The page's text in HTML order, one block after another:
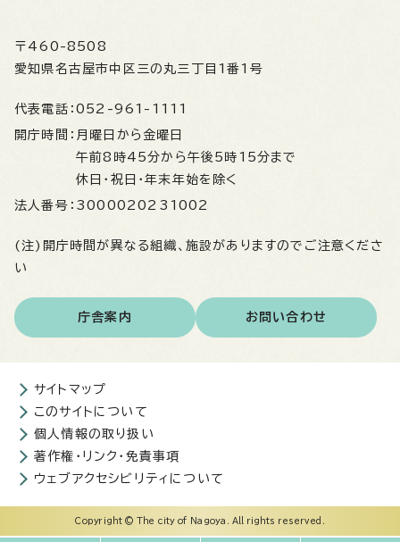
〒460-8508
愛知県名古屋市中区三の丸三丁目1番1号
代表電話： 052-961-1111
開庁時間： 月曜日から金曜日
午前8時45分から午後5時15分まで
休日・祝日・年末年始を除く
法人番号： 3000020231002
(注)開庁時間が異なる組織、施設がありますのでご注意くださ
い
庁舎案内 お問い合わせ
サイトマップ
このサイトについて
個人情報の取り扱い
著作権・リンク・免責事項
ウェブアクセシビリティについて
Copyright © The city of Nagoya. All rights reserved.